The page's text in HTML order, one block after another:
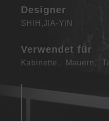
Designer
SHIH,JIA-YIN
Verwendet für
Kabinette Mauern 、